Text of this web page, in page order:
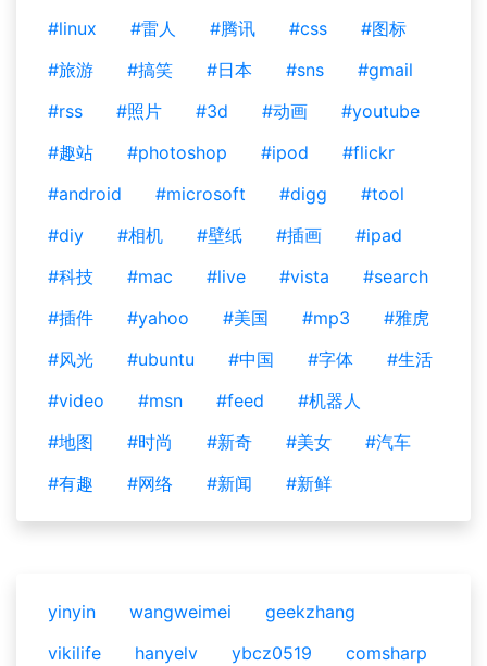
#linux
#雷人 #腾讯 #css
#图标
#旅游
#搞笑 #日本 #sns
#gmail
#rss
#照片 #3d #动画
#youtube
#趣站
#photoshop #ipod
#flickr
#android
#microsoft #digg
#tool
#diy
#相机 #壁纸 #插画
#ipad
#科技
#mac #live #vista
#search
#插件
#yahoo #美国 #mp3
#雅虎
#风光
#ubuntu #中国 #字体
#生活
#video
#msn #feed
#机器人
#地图
#时尚 #新奇 #美女
#汽车
#有趣
#网络 #新闻 #新鲜
yinyin wangweimei
geekzhang
vikilife
hanyelv ybcz0519
comsharp